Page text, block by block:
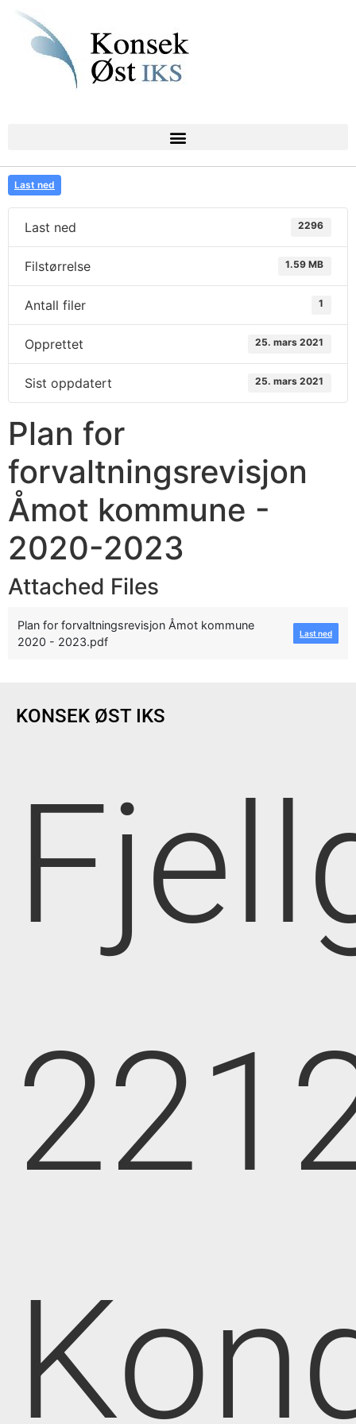
Last ned
Last ned 2296
Filstørrelse 1.59 MB
Antall filer 1
Opprettet 25. mars 2021
Sist oppdatert 25. mars 2021
Plan for
forvaltningsrevisjon
Åmot kommune -
2020-2023
Attached Files
Plan for forvaltningsrevisjon Åmot kommune
2020 - 2023.pdf
Last ned
KONSEK ØST IKS